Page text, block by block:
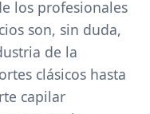
los profesionales
son, sin duda,
de la
clásicos hasta
capilar